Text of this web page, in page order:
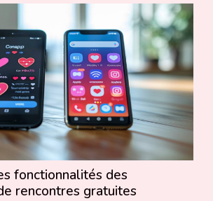
fonctionnalités des
rencontres gratuites